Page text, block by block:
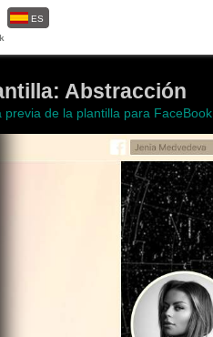
ES
Abstracción
previa de la plantilla para FaceBook